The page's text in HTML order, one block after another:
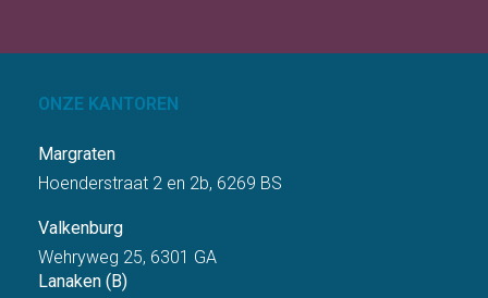
ONZE KANTOREN
Margraten
Hoenderstraat 2 en 2b, 6269 BS
Valkenburg
Wehryweg 25, 6301 GA
Lanaken (B)